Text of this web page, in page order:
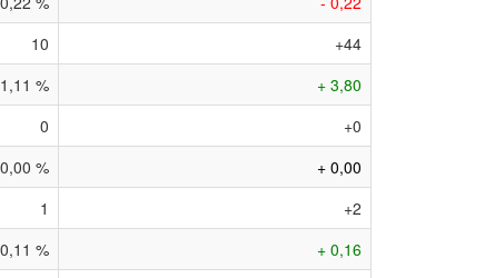
10
+44
1,11 %
+ 3,80
0
+0
0,00 %
+ 0,00
1
+2
0,11 %
+ 0,16